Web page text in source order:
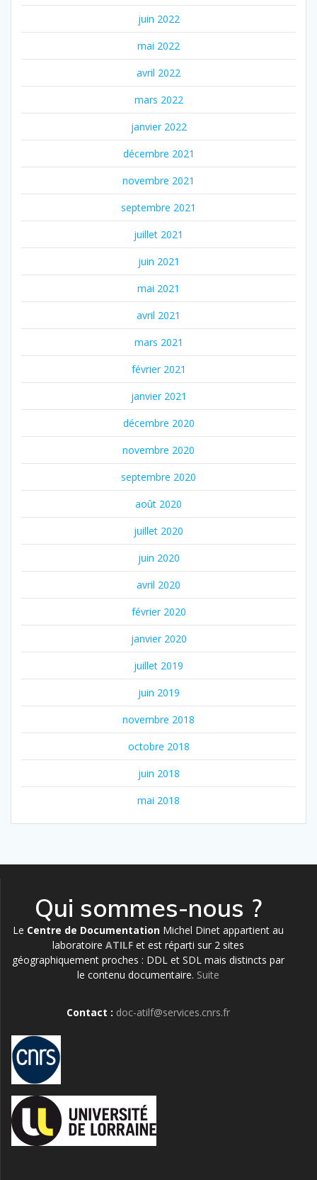
juin 2022
mai 2022
avril 2022
mars 2022
janvier 2022
décembre 2021
novembre 2021
septembre 2021
juillet 2021
juin 2021
mai 2021
avril 2021
mars 2021
février 2021
janvier 2021
décembre 2020
novembre 2020
septembre 2020
août 2020
juillet 2020
juin 2020
avril 2020
février 2020
janvier 2020
juillet 2019
juin 2019
novembre 2018
octobre 2018
juin 2018
mai 2018
Qui sommes-nous ?
Le Centre de Documentation Michel Dinet appartient au
laboratoire ATILF et est réparti sur 2 sites
géographiquement proches : DDL et SDL mais distincts par
le contenu documentaire. Suite
Contact : doc-atilf@services.cnrs.fr